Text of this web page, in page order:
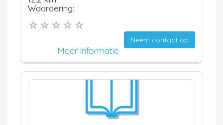
Waardering:
Neem contact op
Meer informatie